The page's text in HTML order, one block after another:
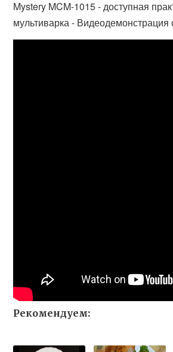
Mystery MCM-1015 - доступная
мультиварка - Видеодемонстрация
Рекомендуем: